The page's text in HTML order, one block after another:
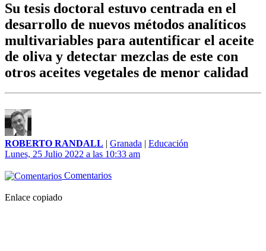
Su tesis doctoral estuvo centrada en el
desarrollo de nuevos métodos analíticos
multivariables para autentificar el aceite
de oliva y detectar mezclas de este con
otros aceites vegetales de menor calidad
ROBERTO RANDALL | Granada | Educación
Lunes, 25 Julio 2022 a las 10:33 am
Comentarios
Enlace copiado